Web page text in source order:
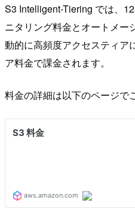
S3 Intelligent-Tiering では、
ニタリング料金とオートメー
動的に高頻度アクセスティア
ア料金で課金されます。
料金の詳細は以下のページで